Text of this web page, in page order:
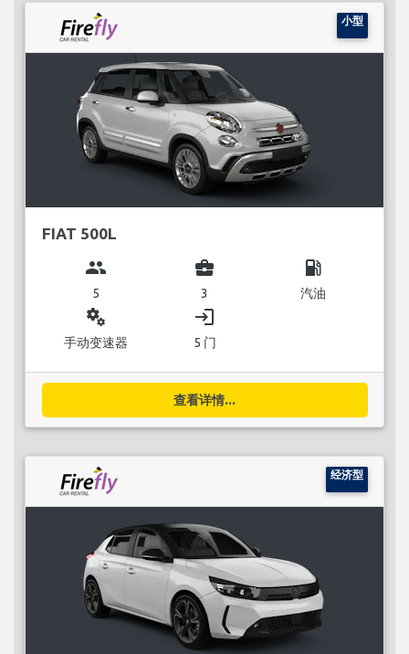
小型
FIAT 500L
group
5
business_center
3
local_gas_station
汽油
miscellaneous_services
手动变速器
login
5 门
查看详情...
经济型